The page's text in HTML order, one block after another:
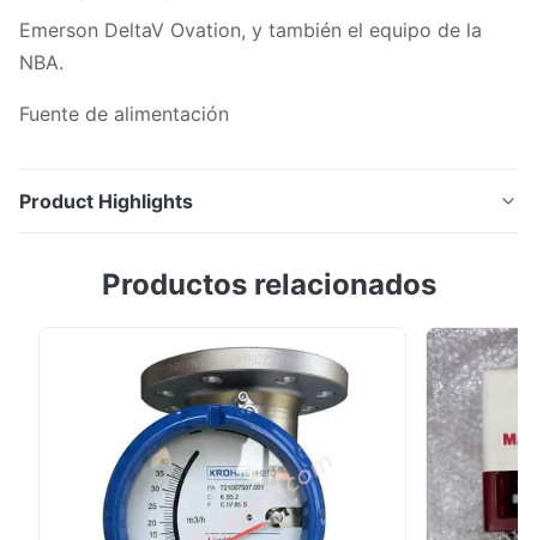
Emerson DeltaV Ovation, y también el equipo de la
NBA.
Fuente de alimentación
Product Highlights
NBA. Fuente de alimentación
Productos relacionados